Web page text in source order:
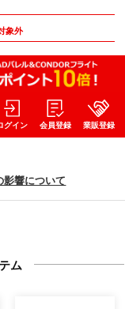
象外
グイン 会員登録 業販登録
響について
ム